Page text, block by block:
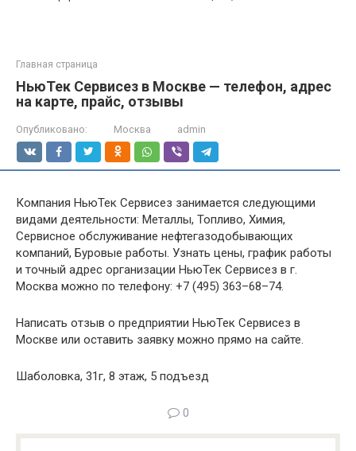
Главная страница
НьюТек Сервисез в Москве — телефон, адрес
на карте, прайс, отзывы
Опубликовано: Москва admin
Компания НьюТек Сервисез занимается следующими
видами деятельности: Металлы, Топливо, Химия,
Сервисное обслуживание нефтегазодобывающих
компаний, Буровые работы. Узнать цены, график работы
и точный адрес организации НьюТек Сервисез в г.
Москва можно по телефону: +7 (495) 363–68–74.
Написать отзыв о предприятии НьюТек Сервисез в
Москве или оставить заявку можно прямо на сайте.
Шаболовка, 31г, 8 этаж, 5 подъезд
0